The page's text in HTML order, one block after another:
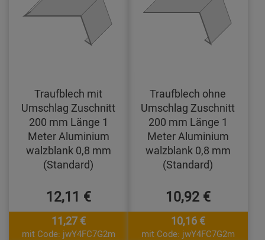
Traufblech mit
Umschlag Zuschnitt
200 mm Länge 1
Meter Aluminium
walzblank 0,8 mm
(Standard)
12,11 €
11,27 €
mit Code: jwY4FC7G2m
Traufblech ohne
Umschlag Zuschnitt
200 mm Länge 1
Meter Aluminium
walzblank 0,8 mm
(Standard)
10,92 €
10,16 €
mit Code: jwY4FC7G2m